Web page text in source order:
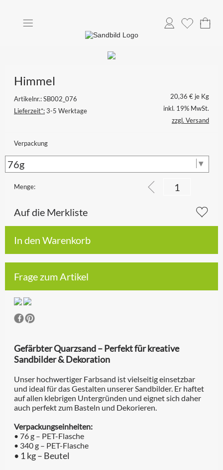
Anmelden
Merkliste
Himmel
Artikelnr.: SB002_076
Lieferzeit*:3-5 Werktage
20,36 € je Kg
inkl. 19% MwSt.
zzgl. Versand
Verpackung
Menge:
Auf die Merkliste
In den Warenkorb
Frage zum Artikel
Gefärbter Quarzsand – Perfekt für kreative
Sandbilder & Dekoration
Unser hochwertiger Farbsand ist vielseitig einsetzbar
und ideal für das Gestalten unserer Sandbilder. Er haftet
auf allen klebrigen Untergründen und eignet sich daher
auch perfekt zum Basteln und Dekorieren.
Verpackungseinheiten:
• 76 g – PET-Flasche
• 340 g – PET-Flasche
• 1 kg – Beutel